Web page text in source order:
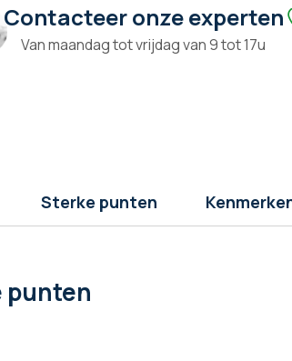
Contacteer onze experten
Van maandag tot vrijdag van 9 tot 17u
Sterke punten
punten